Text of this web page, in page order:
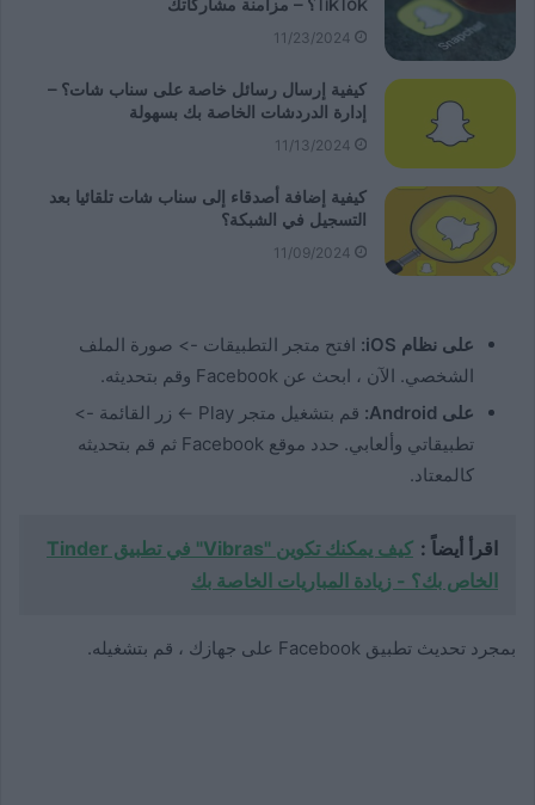
TikTok؟ – مزامنة مشاركاتك
11/23/2024
كيفية إرسال رسائل خاصة على سناب شات؟ –
إدارة الدردشات الخاصة بك بسهولة
11/13/2024
كيفية إضافة أصدقاء إلى سناب شات تلقائيا بعد
التسجيل في الشبكة؟
11/09/2024
على نظام iOS:
افتح متجر التطبيقات -> صورة الملف
الشخصي. الآن ، ابحث عن Facebook وقم بتحديثه.
على Android:
قم بتشغيل متجر Play -> زر القائمة ->
تطبيقاتي وألعابي. حدد موقع Facebook ثم قم بتحديثه
كالمعتاد.
اقرأ أيضاً :
كيف يمكنك تكوين "Vibras" في تطبيق Tinder
الخاص بك؟ - زيادة المباريات الخاصة بك
بمجرد تحديث تطبيق Facebook على جهازك ، قم بتشغيله.